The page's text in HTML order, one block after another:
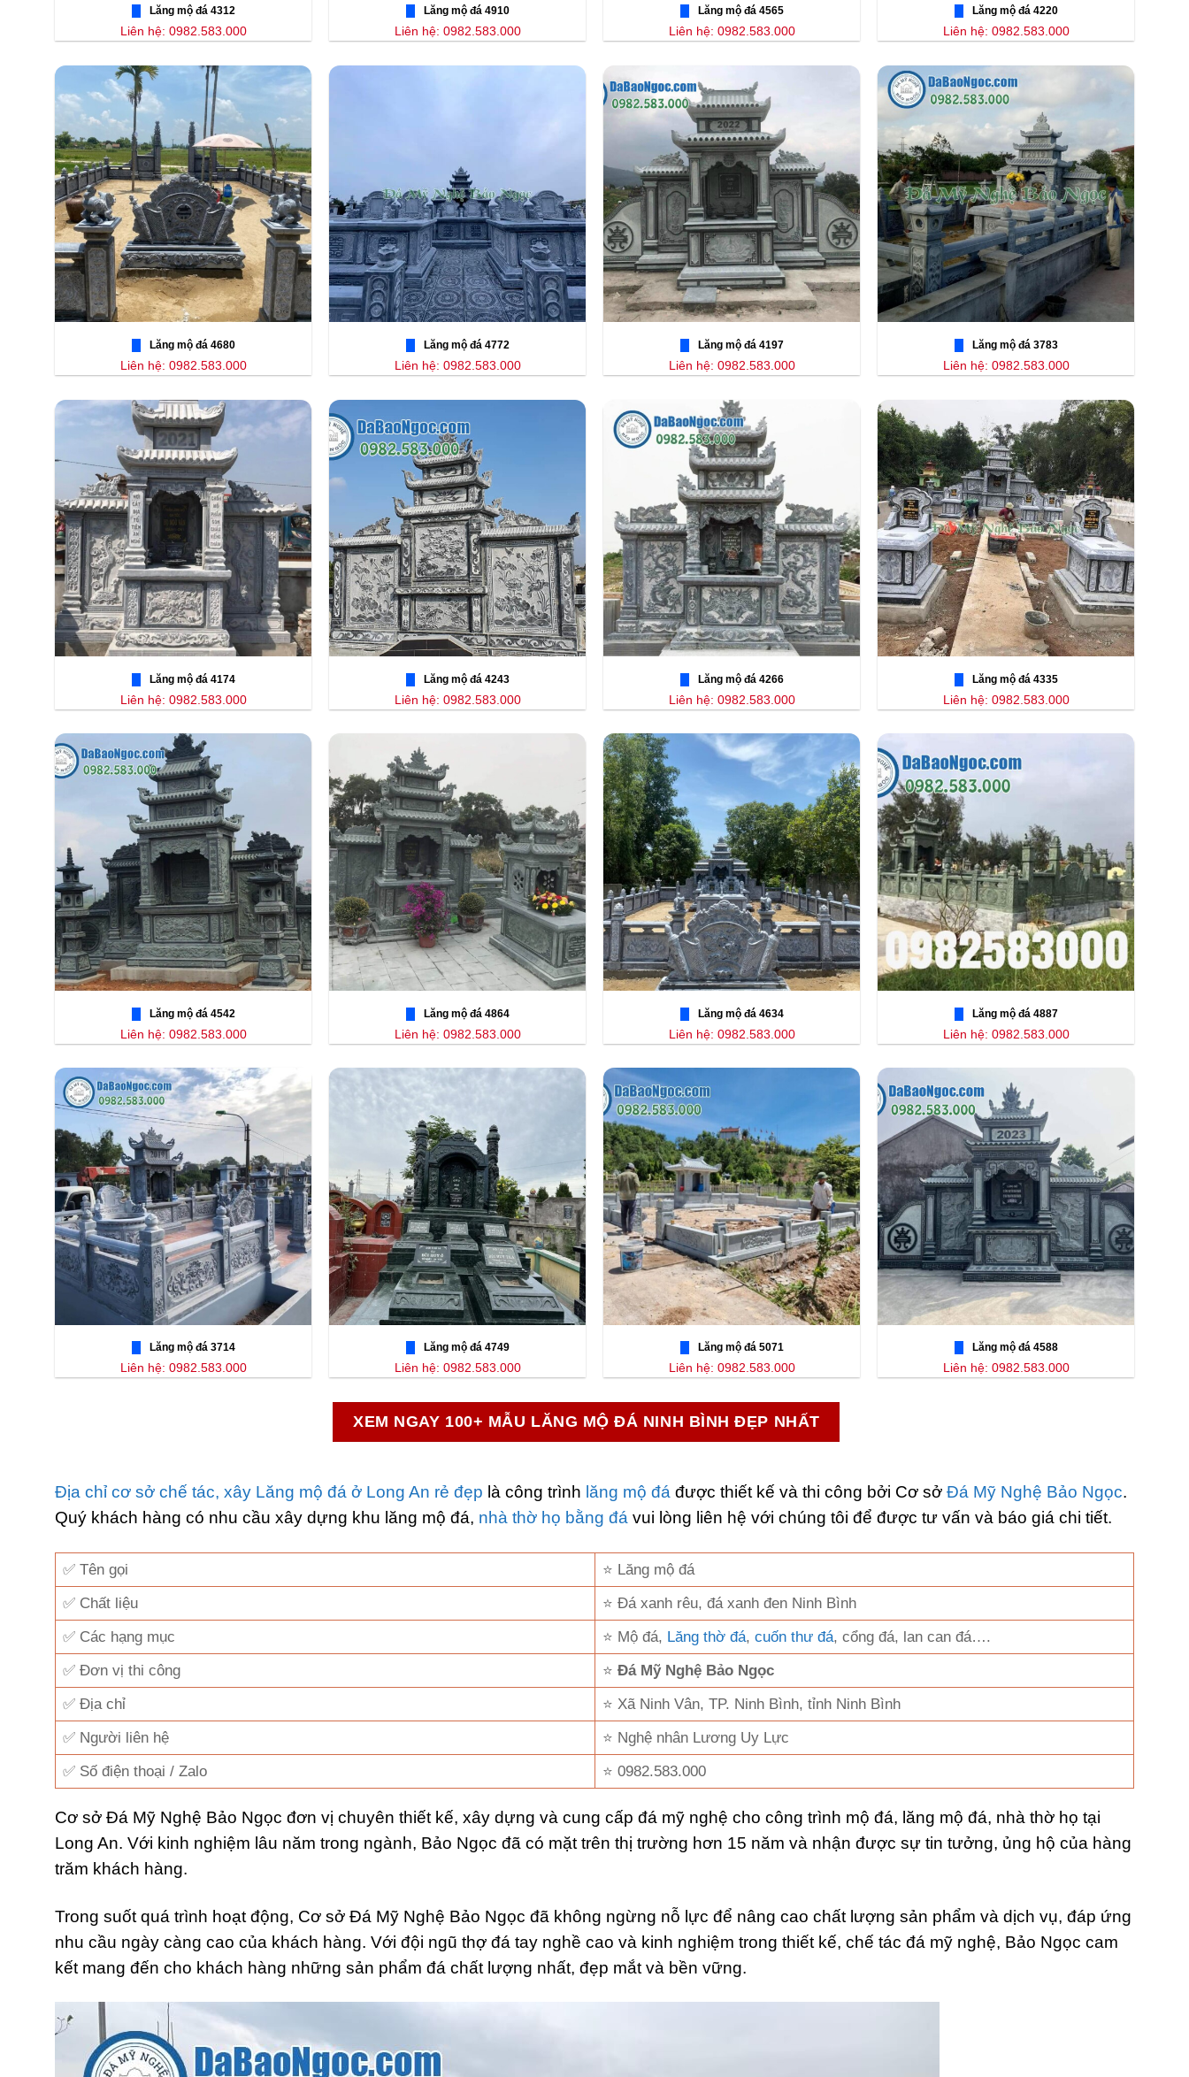
Lăng mộ đá 4312
Liên hệ: 0982.583.000
Lăng mộ đá 4910
Liên hệ: 0982.583.000
Lăng mộ đá 4565
Liên hệ: 0982.583.000
Lăng mộ đá 4220
Liên hệ: 0982.583.000
Lăng mộ đá 4680
Liên hệ: 0982.583.000
Lăng mộ đá 4772
Liên hệ: 0982.583.000
Lăng mộ đá 4197
Liên hệ: 0982.583.000
Lăng mộ đá 3783
Liên hệ: 0982.583.000
Lăng mộ đá 4174
Liên hệ: 0982.583.000
Lăng mộ đá 4243
Liên hệ: 0982.583.000
Lăng mộ đá 4266
Liên hệ: 0982.583.000
Lăng mộ đá 4335
Liên hệ: 0982.583.000
Lăng mộ đá 4542
Liên hệ: 0982.583.000
Lăng mộ đá 4864
Liên hệ: 0982.583.000
Lăng mộ đá 4634
Liên hệ: 0982.583.000
Lăng mộ đá 4887
Liên hệ: 0982.583.000
Lăng mộ đá 3714
Liên hệ: 0982.583.000
Lăng mộ đá 4749
Liên hệ: 0982.583.000
Lăng mộ đá 5071
Liên hệ: 0982.583.000
Lăng mộ đá 4588
Liên hệ: 0982.583.000
XEM NGAY 100+ MẪU LĂNG MỘ ĐÁ NINH BÌNH ĐẸP NHẤT
Địa chỉ cơ sở chế tác, xây Lăng mộ đá ở Long An rẻ đẹp là công trình lăng mộ đá được thiết kế và thi công bởi Cơ sở Đá Mỹ Nghệ Bảo Ngọc.
Quý khách hàng có nhu cầu xây dựng khu lăng mộ đá, nhà thờ họ bằng đá vui lòng liên hệ với chúng tôi để được tư vấn và báo giá chi tiết.
✅ Tên gọi
⭐ Lăng mộ đá
✅ Chất liệu
⭐ Đá xanh rêu, đá xanh đen Ninh Bình
✅ Các hạng mục
⭐ Mộ đá, Lăng thờ đá,cuốn thư đá, cổng đá, lan can đá….
✅ Đơn vị thi công
⭐Đá Mỹ Nghệ Bảo Ngọc
✅ Địa chỉ
⭐ Xã Ninh Vân, TP. Ninh Bình, tỉnh Ninh Bình
✅ Người liên hệ
⭐ Nghệ nhân Lương Uy Lực
✅ Số điện thoại / Zalo
⭐ 0982.583.000
Cơ sở Đá Mỹ Nghệ Bảo Ngọc đơn vị chuyên thiết kế, xây dựng và cung cấp đá mỹ nghệ cho công trình mộ đá, lăng mộ đá, nhà thờ họ tại
Long An. Với kinh nghiệm lâu năm trong ngành, Bảo Ngọc đã có mặt trên thị trường hơn 15 năm và nhận được sự tin tưởng, ủng hộ của hàng
trăm khách hàng.
Trong suốt quá trình hoạt động, Cơ sở Đá Mỹ Nghệ Bảo Ngọc đã không ngừng nỗ lực để nâng cao chất lượng sản phẩm và dịch vụ, đáp ứng
nhu cầu ngày càng cao của khách hàng. Với đội ngũ thợ đá tay nghề cao và kinh nghiệm trong thiết kế, chế tác đá mỹ nghệ, Bảo Ngọc cam
kết mang đến cho khách hàng những sản phẩm đá chất lượng nhất, đẹp mắt và bền vững.